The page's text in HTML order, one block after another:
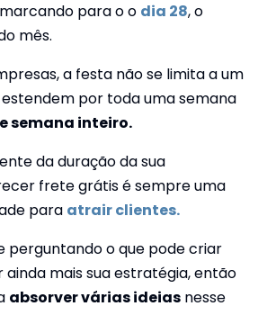
para o o dia 28, o
mês.
a festa não se limita a um
estendem por toda uma semana
semana inteiro.
da duração da sua
frete grátis é sempre uma
para atrair clientes.
perguntando o que pode criar
ainda mais sua estratégia, então
absorver várias ideias nesse